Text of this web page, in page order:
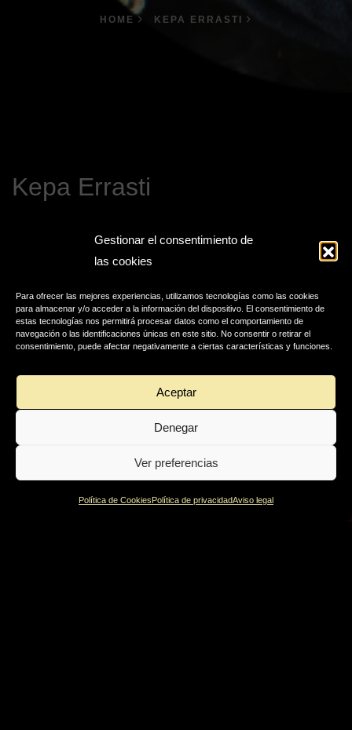
Gestionar el consentimiento de
las cookies
Para ofrecer las mejores experiencias, utilizamos tecnologías como las cookies
para almacenar y/o acceder a la información del dispositivo. El consentimiento de
estas tecnologías nos permitirá procesar datos como el comportamiento de
navegación o las identificaciones únicas en este sitio. No consentir o retirar el
consentimiento, puede afectar negativamente a ciertas características y funciones.
Aceptar
Denegar
Ver preferencias
Política de CookiesPolítica de privacidadAviso legal
HOME KEPA ERRASTI
Kepa Errasti